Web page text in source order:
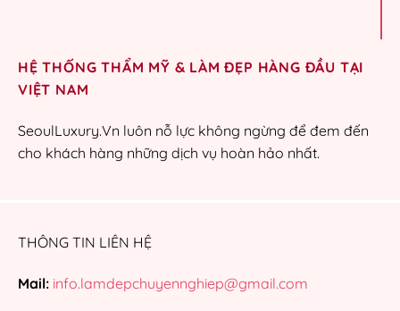
HỆ THỐNG THẨM MỸ & LÀM ĐẸP HÀNG ĐẦU TẠI
VIỆT NAM
SeoulLuxury.Vn luôn nỗ lực không ngừng để đem đến
cho khách hàng những dịch vụ hoàn hảo nhất.
THÔNG TIN LIÊN HỆ
Mail: info.lamdepchuyennghiep@gmail.com